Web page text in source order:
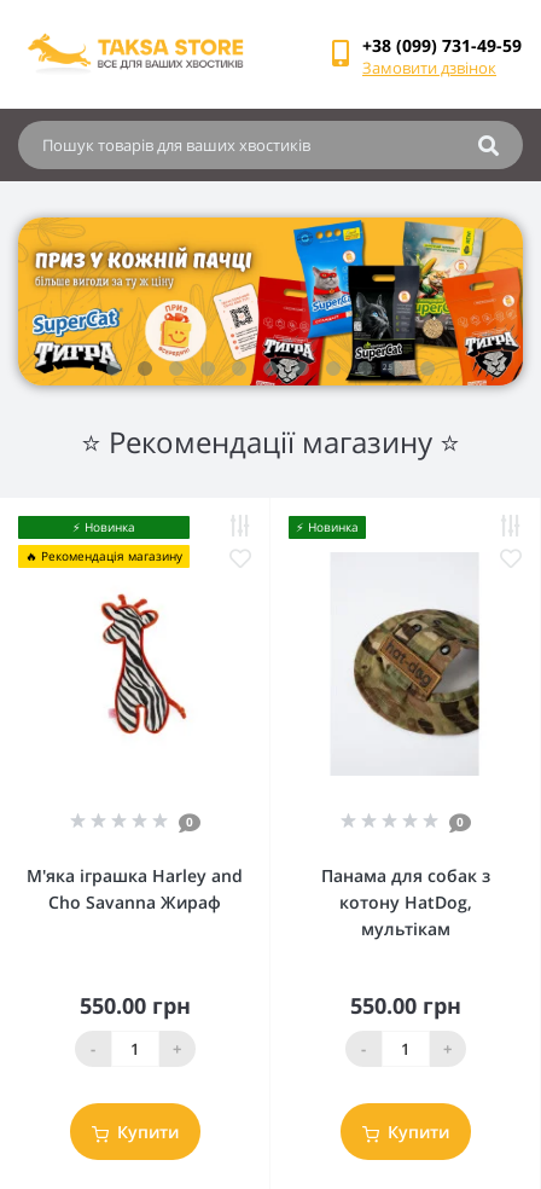
+38 (099) 731-49-59
Замовити дзвінок
⭐ Рекомендації магазину ⭐
⚡️ Новинка
🔥 Рекомендація магазину
0
М'яка іграшка Harley and
Cho Savanna Жираф
550.00 грн
- +
Купити
⚡️ Новинка
0
Панама для собак з
котону HatDog,
мультікам
550.00 грн
- +
Купити